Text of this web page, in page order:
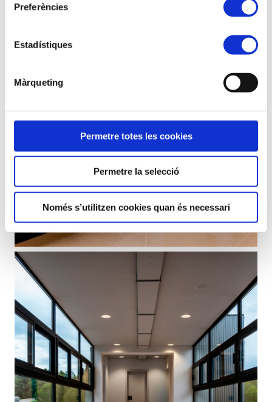
Preferències
Estadístiques
Màrqueting
Permetre totes les cookies
Permetre la selecció
Només s’utilitzen cookies quan és necessari